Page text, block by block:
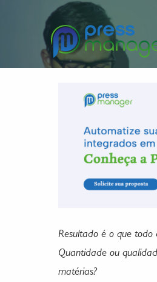
Resultado é o que todo
Quantidade ou
matérias?